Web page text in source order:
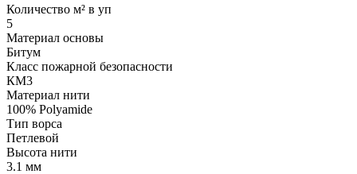
Количество м² в уп
5
Материал основы
Битум
Класс пожарной безопасности
КМ3
Материал нити
100% Polyamide
Тип ворса
Петлевой
Высота нити
3.1 мм